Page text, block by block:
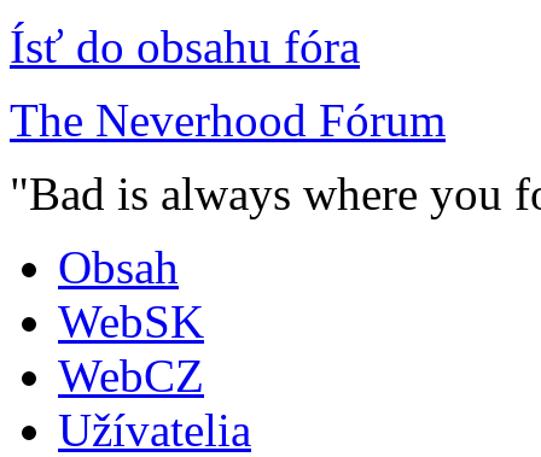
Ísť do obsahu fóra
The Neverhood Fórum
"Bad is always where you
Obsah
WebSK
WebCZ
Užívatelia